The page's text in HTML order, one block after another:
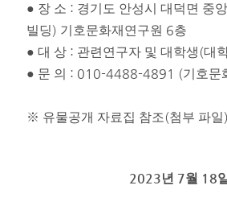
● 장 소 : 경기도 안성시 대덕면 중
빌딩) 기호문화재연구원 6층
●대 상 : 관련연구자 및 대학생 (대
● 문 의 : 010-4488-4891 (기호문
※ 유물공개 자료집 참조(첨부 파일)
2023년 7월 18일